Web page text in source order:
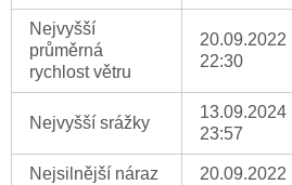
Nejvyšší
průměrná
rychlost větru
20.09.2022
22:30
Nejvyšší srážky
13.09.2024
23:57
Nejsilnější náraz
20.09.2022